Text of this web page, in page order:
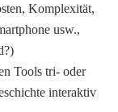
Komplexität,
usw.,
Tools tri- oder
interaktiv